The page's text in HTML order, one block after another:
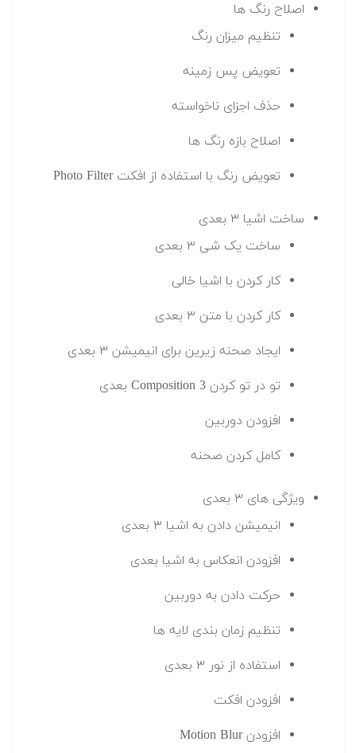
اصلاح رنگ ها
تنظیم میزان رنگ
تعویض پس زمینه
حذف اجزای ناخواسته
اصلاح بازه رنگ ها
تعویض رنگ با استفاده از افکت Photo Filter
ساخت اشیا ۳ بعدی
ساخت یک شی ۳ بعدی
کار کردن با اشیا خالی
کار کردن با متن ۳ بعدی
ایجاد صحنه زیرین برای انیمیشن ۳ بعدی
تو در تو کردن Composition 3 بعدی
افزودن دوربین
کامل کردن صحنه
ویژگی های ۳ بعدی
انیمیشن دادن به اشیا ۳ بعدی
افزودن انعکاس به اشیا بعدی
حرکت دادن به دوربین
تنظیم زمان بندی لایه ها
استفاده از نور ۳ بعدی
افزودن افکت
افزودن Motion Blur